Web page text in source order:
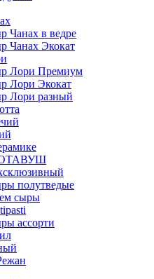
Чанах в ведре
Чанах Экокат
Лори Премиум
Лори Экокат
Лори разный
полутведые
сыры
ассорти